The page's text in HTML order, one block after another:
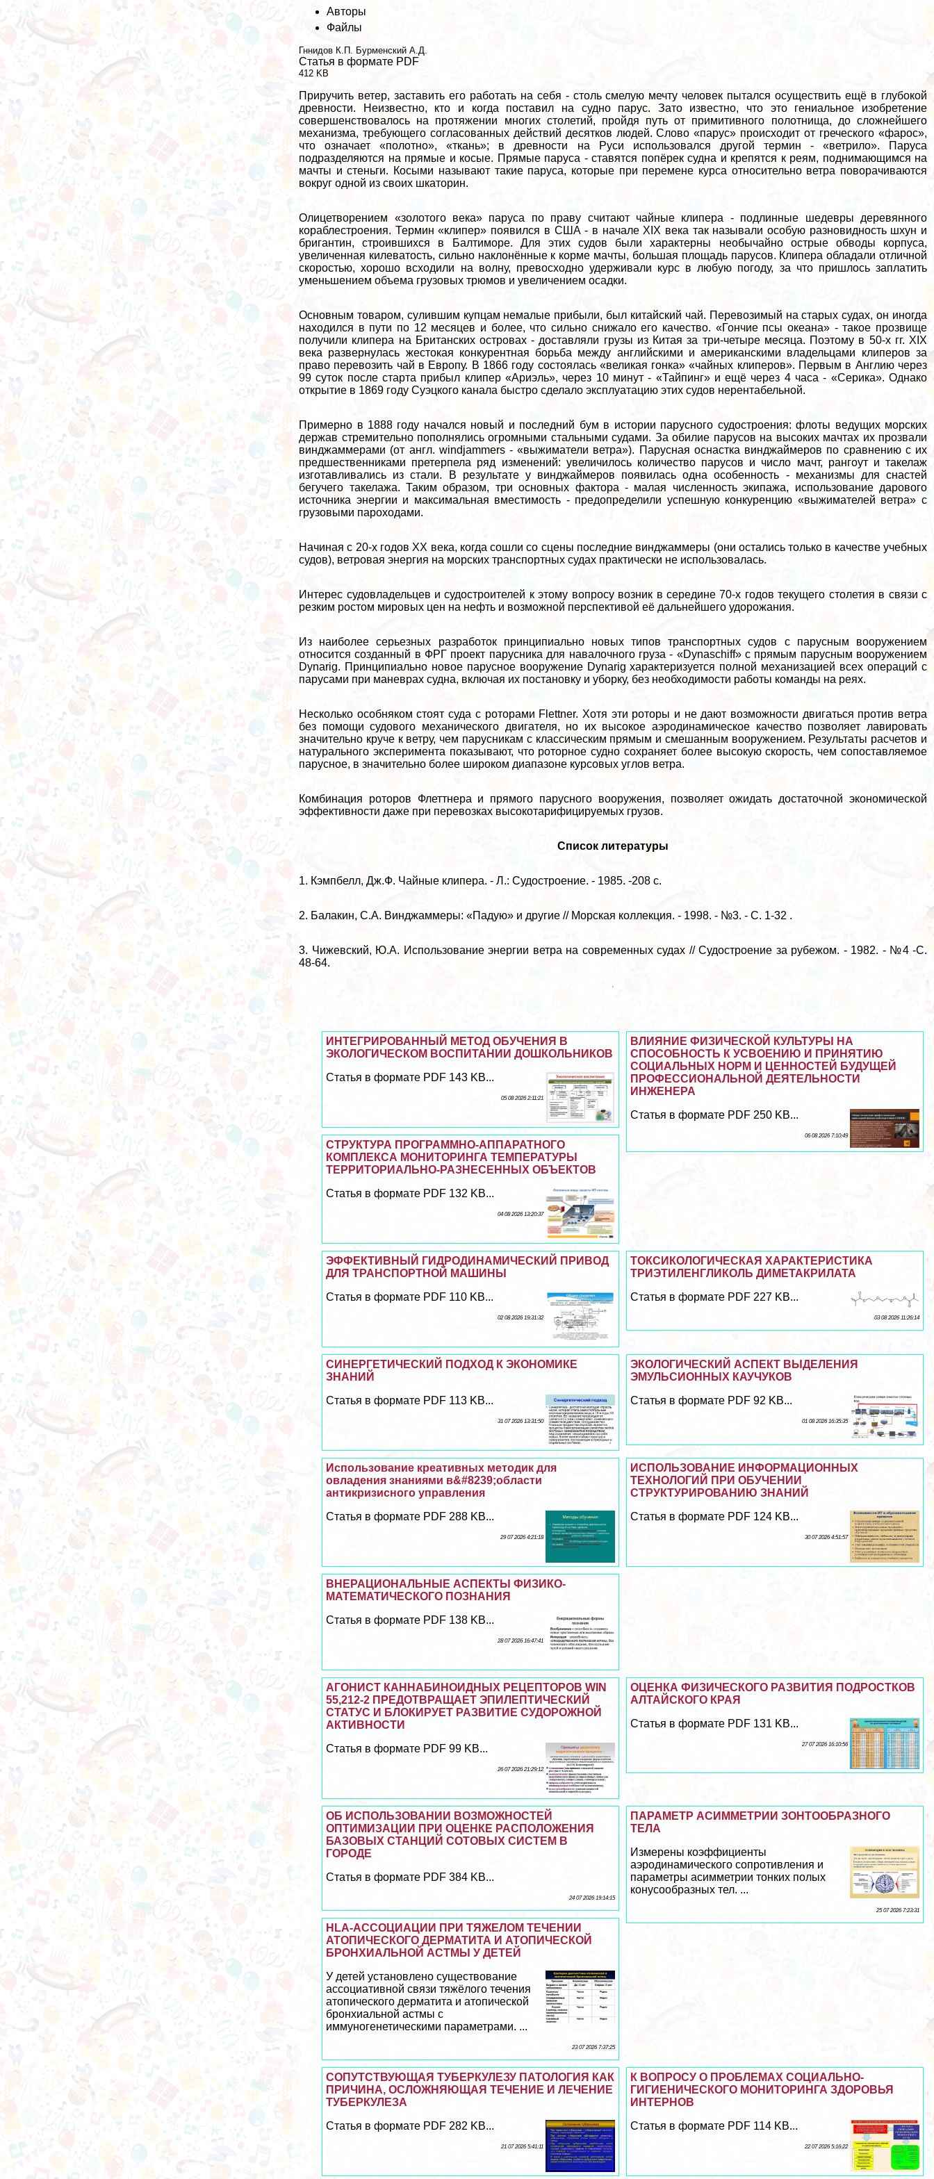
Авторы
Файлы
Гннидов К.П. Бурменский А.Д.
Статья в формате PDF
412 KB
Приручить ветер, заставить его работать на себя - столь смелую мечту человек пытался осуществить ещё в глубокой
древности. Неизвестно, кто и когда поставил на судно парус. Зато известно, что это гениальное изобретение
совершенствовалось на протяжении многих столетий, пройдя путь от примитивного полотнища, до сложнейшего
механизма, требующего согласованных действий десятков людей. Слово «парус» происходит от греческого «фарос»,
что означает «полотно», «ткань»; в древности на Руси использовался другой термин - «ветрило». Паруса
подразделяются на прямые и косые. Прямые паруса - ставятся попёрек судна и крепятся к реям, поднимающимся на
мачты и стеньги. Косыми называют такие паруса, которые при перемене курса относительно ветра поворачиваются
вокруг одной из своих шкаторин.
Олицетворением «золотого века» паруса по праву считают чайные клипера - подлинные шедевры деревянного
кораблестроения. Термин «клипер» появился в США - в начале XIX века так называли особую разновидность шхун и
бригантин, строившихся в Балтиморе. Для этих судов были хаpaктерны необычайно острые обводы корпуса,
увеличенная килеватость, сильно наклонённые к корме мачты, большая площадь парусов. Клипера обладали отличной
скоростью, хорошо всходили на волну, превосходно удерживали курс в любую погоду, за что пришлось заплатить
уменьшением объема грузовых трюмов и увеличением осадки.
Основным товаром, сулившим купцам немалые прибыли, был китайский чай. Перевозимый на старых судах, он иногда
находился в пути по 12 месяцев и более, что сильно снижало его качество. «Гончие псы океана» - такое прозвище
получили клипера на Британских островах - доставляли грузы из Китая за три-четыре месяца. Поэтому в 50-х гг. XIX
века развернулась жестокая конкурентная борьба между английскими и американскими владельцами клиперов за
право перевозить чай в Европу. В 1866 году состоялась «великая гонка» «чайных клиперов». Первым в Англию через
99 суток после старта прибыл клипер «Ариэль», через 10 минут - «Тайпинг» и ещё через 4 часа - «Серика». Однако
открытие в 1869 году Суэцкого канала быстро сделало эксплуатацию этих судов нерентабельной.
Примерно в 1888 году начался новый и последний бум в истории парусного судостроения: флоты ведущих морских
держав стремительно пополнялись огромными стальными судами. За обилие парусов на высоких мачтах их прозвали
винджаммерами (от англ. windjammers - «выжиматели ветра»). Парусная оснастка винджаймеров по сравнению с их
предшественниками претерпела ряд изменений: увеличилось количество парусов и число мачт, рангоут и такелаж
изготавливались из стали. В результате у винджаймеров появилась одна особенность - механизмы для снастей
бегучего такелажа. Таким образом, три основных фактора - малая численность экипажа, использование дарового
источника энергии и максимальная вместимость - предопределили успешную конкуренцию «выжимателей ветра» с
грузовыми пароходами.
Начиная с 20-х годов XX века, когда сошли со сцены последние винджаммеры (они остались только в качестве учебных
судов), ветровая энергия на морских трaнcпортных судах пpaктически не использовалась.
Интерес судовладельцев и судостроителей к этому вопросу возник в середине 70-х годов текущего столетия в связи с
резким ростом мировых цен на нефть и возможной перспективой её дальнейшего удорожания.
Из наиболее серьезных разработок принципиально новых типов трaнcпортных судов с парусным вооружением
относится созданный в ФРГ проект парусника для навалочного груза - «Dynaschiff» с прямым парусным вооружением
Dynarig. Принципиально новое парусное вооружение Dynarig хаpaктеризуется полной механизацией всех операций с
парусами при маневрах судна, включая их постановку и уборку, без необходимости работы комaнды на реях.
Несколько особняком стоят суда с роторами Flettner. Хотя эти роторы и не дают возможности двигаться против ветра
без помощи судового механического двигателя, но их высокое аэродинамическое качество позволяет лавировать
значительно круче к ветру, чем парусникам с классическим прямым и смешанным вооружением. Результаты расчетов и
натурального эксперимента показывают, что роторное судно сохраняет более высокую скорость, чем сопоставляемое
парусное, в значительно более широком диапазоне курсовых углов ветра.
Комбинация роторов Флеттнера и прямого парусного вооружения, позволяет ожидать достаточной экономической
эффективности даже при перевозках высокотарифицируемых грузов.
Список литературы
1. Кэмпбелл, Дж.Ф. Чайные клипера. - Л.: Судостроение. - 1985. -208 с.
2. Балакин, С.А. Винджаммеры: «Падую» и другие // Морская коллекция. - 1998. - №3. - С. 1-32 .
3. Чижевский, Ю.А. Использование энергии ветра на современных судах // Судостроение за рубежом. - 1982. - №4 -С.
48-64.
ВЛИЯНИЕ ФИЗИЧЕСКОЙ КУЛЬТУРЫ НА
СПОСОБНОСТЬ К УСВОЕНИЮ И ПРИНЯТИЮ
СОЦИАЛЬНЫХ НОРМ И ЦЕННОСТЕЙ БУДУЩЕЙ
ПРОФЕССИОНАЛЬНОЙ ДЕЯТЕЛЬНОСТИ
ИНЖЕНЕРА
Статья в формате PDF 250 KB...
06 08 2026 7:10:49
ИНТЕГРИРОВАННЫЙ МЕТОД ОБУЧЕНИЯ В
ЭКОЛОГИЧЕСКОМ ВОСПИТАНИИ ДОШКОЛЬНИКОВ
Статья в формате PDF 143 KB...
05 08 2026 2:11:21
СТРУКТУРА ПРОГРАММНО-АППАРАТНОГО
КОМПЛЕКСА МОНИТОРИНГА ТЕМПЕРАТУРЫ
ТЕРРИТОРИАЛЬНО-РАЗНЕСЕННЫХ ОБЪЕКТОВ
Статья в формате PDF 132 KB...
04 08 2026 13:20:37
ТОКСИКОЛОГИЧЕСКАЯ ХАРАКТЕРИСТИКА
ТРИЭТИЛЕНГЛИКОЛЬ ДИМЕТАКРИЛАТА
Статья в формате PDF 227 KB...
03 08 2026 11:26:14
ЭФФЕКТИВНЫЙ ГИДРОДИНАМИЧЕСКИЙ ПРИВОД
ДЛЯ ТРАНСПОРТНОЙ МАШИНЫ
Статья в формате PDF 110 KB...
02 08 2026 19:31:32
ЭКОЛОГИЧЕСКИЙ АСПЕКТ ВЫДЕЛЕНИЯ
ЭМУЛЬСИОННЫХ КАУЧУКОВ
Статья в формате PDF 92 KB...
01 08 2026 16:35:35
СИНЕРГЕТИЧЕСКИЙ ПОДХОД К ЭКОНОМИКЕ
ЗНАНИЙ
Статья в формате PDF 113 KB...
31 07 2026 13:31:50
ИСПОЛЬЗОВАНИЕ ИНФОРМАЦИОННЫХ
ТЕХНОЛОГИЙ ПРИ ОБУЧЕНИИ
СТРУКТУРИРОВАНИЮ ЗНАНИЙ
Статья в формате PDF 124 KB...
30 07 2026 4:51:57
Использование креативных методик для
овладения знаниями в&#8239;области
антикризисного управления
Статья в формате PDF 288 KB...
29 07 2026 4:21:18
ВНЕРАЦИОНАЛЬНЫЕ АСПЕКТЫ ФИЗИКО-
МАТЕМАТИЧЕСКОГО ПОЗНАНИЯ
Статья в формате PDF 138 KB...
28 07 2026 16:47:41
ОЦЕНКА ФИЗИЧЕСКОГО РАЗВИТИЯ ПОДРОСТКОВ
АЛТАЙСКОГО КРАЯ
Статья в формате PDF 131 KB...
27 07 2026 16:10:56
АГОНИСТ КАННАБИНОИДНЫХ РЕЦЕПТОРОВ WIN
55,212-2 ПРЕДОТВРАЩАЕТ ЭПИЛЕПТИЧЕСКИЙ
СТАТУС И БЛОКИРУЕТ РАЗВИТИЕ СУДОРОЖНОЙ
АКТИВНОСТИ
Статья в формате PDF 99 KB...
26 07 2026 21:29:12
ПАРАМЕТР АСИММЕТРИИ ЗОНТООБРАЗНОГО
ТЕЛА
Измерены коэффициенты
аэродинамического сопротивления и
параметры асимметрии тонких полых
конусообразных тел. ...
25 07 2026 7:23:31
ОБ ИСПОЛЬЗОВАНИИ ВОЗМОЖНОСТЕЙ
ОПТИМИЗАЦИИ ПРИ ОЦЕНКЕ РАСПОЛОЖЕНИЯ
БАЗОВЫХ СТАНЦИЙ СОТОВЫХ СИСТЕМ В
ГОРОДЕ
Статья в формате PDF 384 KB...
24 07 2026 19:14:15
HLA-АССОЦИАЦИИ ПРИ ТЯЖЕЛОМ ТЕЧЕНИИ
АТОПИЧЕСКОГО ДЕРМАТИТА И АТОПИЧЕСКОЙ
БРОНХИАЛЬНОЙ АСТМЫ У ДЕТЕЙ
У детей установлено существование
ассоциативной связи тяжёлого течения
атопического дерматита и атопической
бронхиальной астмы с
иммуногенетическими параметрами. ...
23 07 2026 7:37:25
К ВОПРОСУ О ПРОБЛЕМАХ СОЦИАЛЬНО-
ГИГИЕНИЧЕСКОГО МОНИТОРИНГА ЗДОРОВЬЯ
ИНТЕРНОВ
Статья в формате PDF 114 KB...
22 07 2026 5:16:22
СОПУТСТВУЮЩАЯ ТУБЕРКУЛЕЗУ ПАТОЛОГИЯ КАК
ПРИЧИНА, ОСЛОЖНЯЮЩАЯ ТЕЧЕНИЕ И ЛЕЧЕНИЕ
ТУБЕРКУЛЕЗА
Статья в формате PDF 282 KB...
21 07 2026 5:41:11